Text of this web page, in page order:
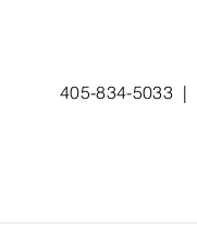
405-834-5033 |